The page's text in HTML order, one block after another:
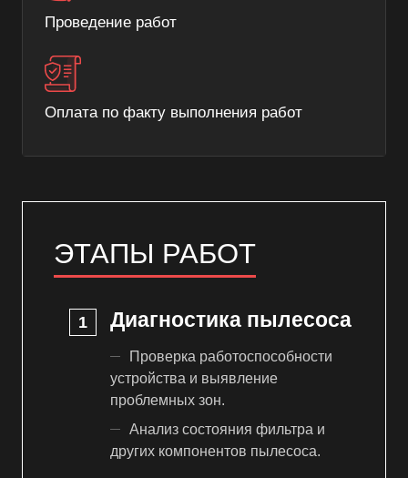
Проведение работ
Оплата по факту выполнения работ
ЭТАПЫ РАБОТ
Диагностика пылесоса
Проверка работоспособности
устройства и выявление
проблемных зон.
Анализ состояния фильтра и
других компонентов пылесоса.